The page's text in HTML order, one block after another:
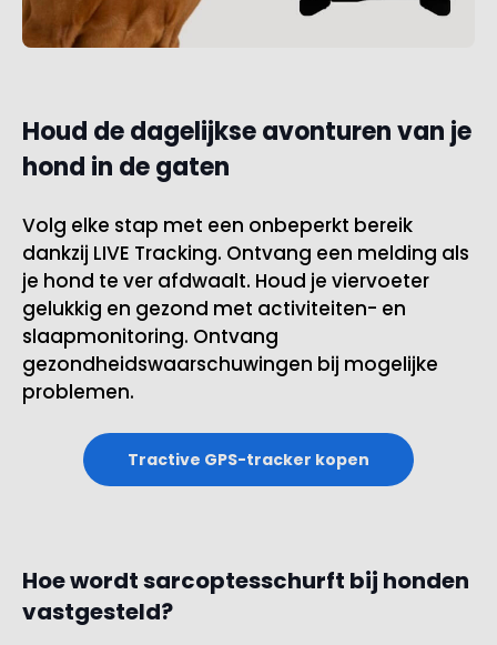
Houd de dagelijkse avonturen van je
hond in de gaten
Volg elke stap met een onbeperkt bereik
dankzij LIVE Tracking. Ontvang een melding als
je hond te ver afdwaalt. Houd je viervoeter
gelukkig en gezond met activiteiten- en
slaapmonitoring. Ontvang
gezondheidswaarschuwingen bij mogelijke
problemen.
Tractive GPS-tracker kopen
Hoe wordt sarcoptesschurft bij honden
vastgesteld?